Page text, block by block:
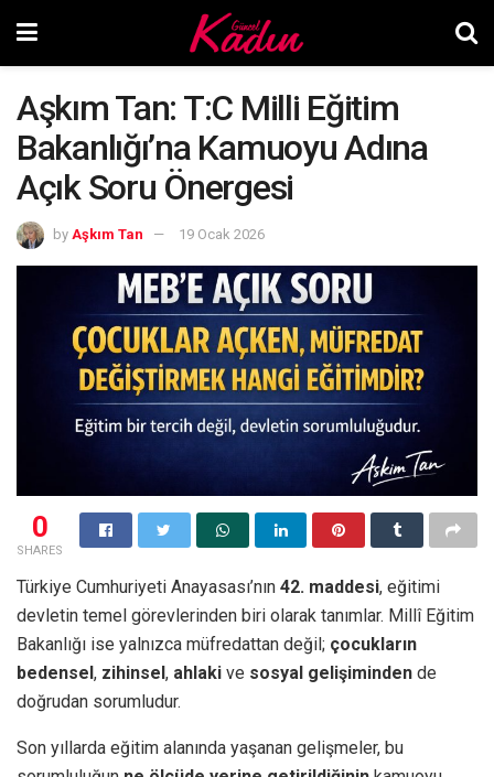
Aşkım Tan: T:C Milli Eğitim
Bakanlığı’na Kamuoyu Adına
Açık Soru Önergesi
by Aşkım Tan 19 Ocak 2026
0
SHARES
Türkiye Cumhuriyeti Anayasası’nın 42. maddesi, eğitimi
devletin temel görevlerinden biri olarak tanımlar. Millî Eğitim
Bakanlığı ise yalnızca müfredattan değil; çocukların
bedensel, zihinsel, ahlaki ve sosyal gelişiminden de
doğrudan sorumludur.
Son yıllarda eğitim alanında yaşanan gelişmeler, bu